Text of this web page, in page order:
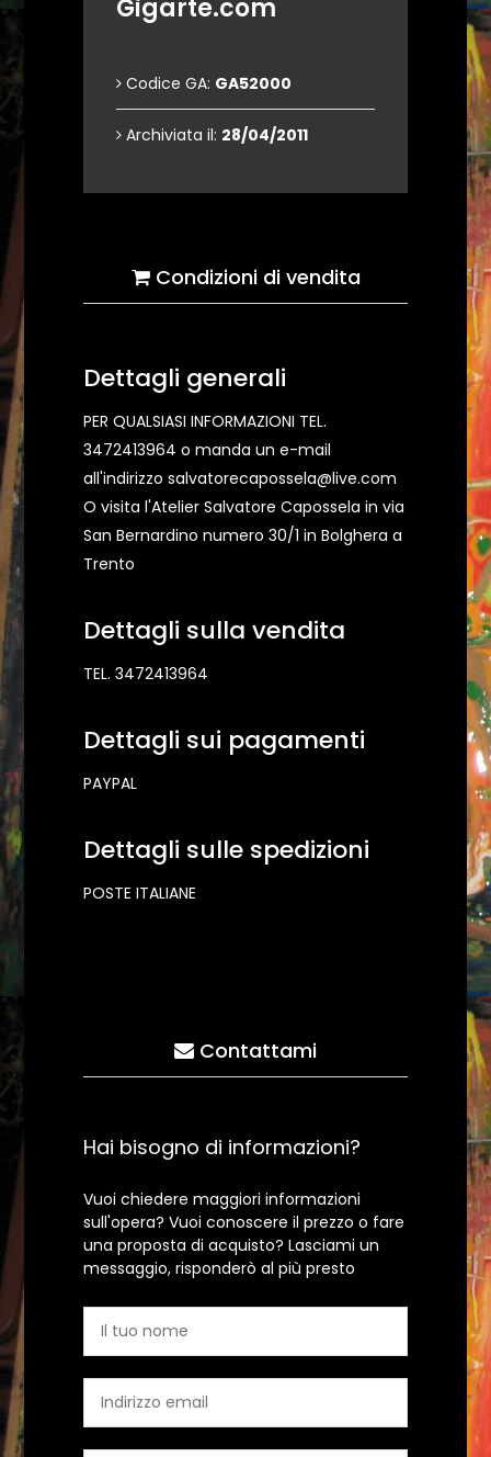
Gigarte.com
Codice GA: GA52000
Archiviata il: 28/04/2011
Condizioni di vendita
Dettagli generali
PER QUALSIASI INFORMAZIONI TEL.
3472413964 o manda un e-mail
all'indirizzo salvatorecapossela@live.com
O visita l'Atelier Salvatore Capossela in via
San Bernardino numero 30/1 in Bolghera a
Trento
Dettagli sulla vendita
TEL. 3472413964
Dettagli sui pagamenti
PAYPAL
Dettagli sulle spedizioni
POSTE ITALIANE
Contattami
Hai bisogno di informazioni?
Vuoi chiedere maggiori informazioni
sull'opera? Vuoi conoscere il prezzo o fare
una proposta di acquisto? Lasciami un
messaggio, risponderò al più presto